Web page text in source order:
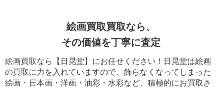
絵画買取買取なら、
その価値を丁寧に査定
絵画買取なら【日晃堂】にお任せください！日晃堂は絵画
の買取に力を入れていますので、飾らなくなってしまった
絵画・日本画・洋画・油彩・水彩など、積極的にお買取さ